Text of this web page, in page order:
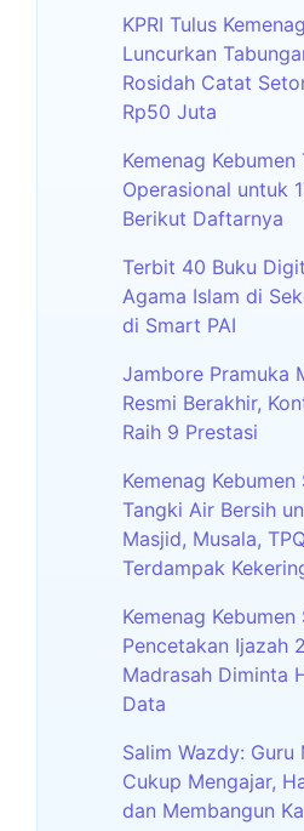
KPRI Tulus
Luncurkan
Rosidah Catat
Rp50 Juta
Kemenag
Operasional untuk
Berikut Daftarnya
Terbit 40 Buku
Agama Islam di
di Smart PAI
Jambore Pramuka
Resmi Berakhir,
Raih 9 Prestasi
Kemenag
Tangki Air Bersih
Masjid, Musala,
Terdampak
Kemenag
Pencetakan Ijazah
Madrasah Diminta
Data
Salim Wazdy: Guru
Cukup Mengajar,
dan Membangun